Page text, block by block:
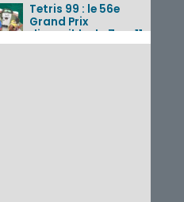
Tetris 99 : le 56e
Grand Prix
disponible du 7 au 11
août 2026 avec un